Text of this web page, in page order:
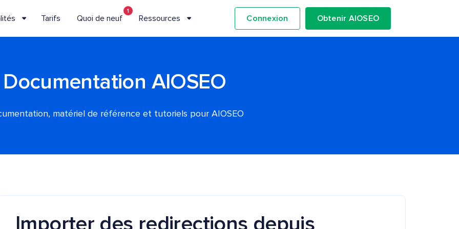
Tarifs Quoi de neuf
1
Ressources Connexion Obtenir AIOSEO
Documentation AIOSEO
matériel de référence et tutoriels pour AIOSEO
Importer des redirections depuis